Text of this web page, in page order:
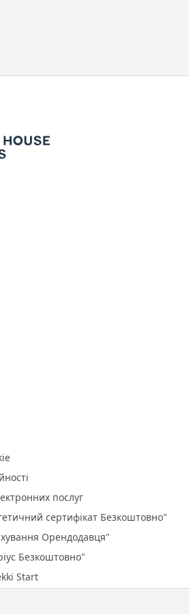
послуг
сертифікат Безкоштовно"
Орендодавця"
Безкоштовно"
Start